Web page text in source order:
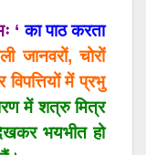
‘ का पाठ करता
जानवरों,चोरों
विपत्तियों में प्रभु
में शत्रु मित्र
भयभीत हो